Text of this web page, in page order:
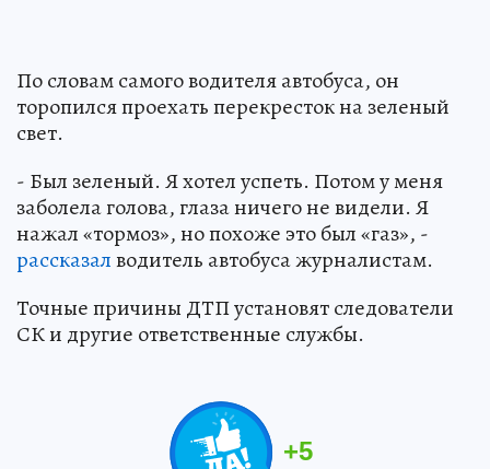
По словам самого водителя автобуса, он
торопился проехать перекресток на зеленый
свет.
- Был зеленый. Я хотел успеть. Потом у меня
заболела голова, глаза ничего не видели. Я
нажал «тормоз», но похоже это был «газ», -
рассказалводитель автобуса журналистам.
Точные причины ДТП установят следователи
СК и другие ответственные службы.
+5